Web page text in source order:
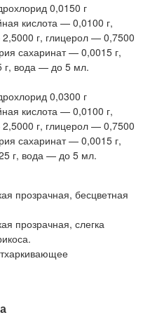
0,0150 г
кислота — 0,0100 г,
г, глицерол — 0,7500
сахаринат — 0,0015 г,
г, вода — до 5 мл.
0,0300 г
кислота — 0,0100 г,
г, глицерол — 0,7500
сахаринат — 0,0015 г,
г, вода — до 5 мл.
прозрачная, бесцветная
прозрачная, слегка